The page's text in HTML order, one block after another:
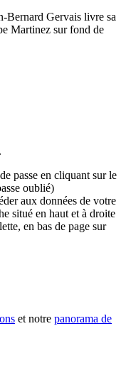
Bernard Gervais livre sa
Martinez sur fond de
.
passe en cliquant sur le
oublié)
aux données de votre
situé en haut et à droite
en bas de page sur
et notre panorama de